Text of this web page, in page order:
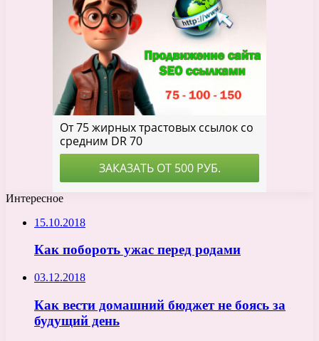
Интересное
15.10.2018
Как побороть ужас перед родами
03.12.2018
Как вести домашний бюджет не боясь за
будущий день